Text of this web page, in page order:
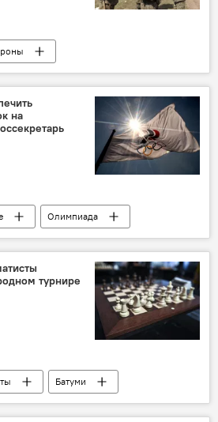
на
Олимпиада
турнире
Батуми
турнир